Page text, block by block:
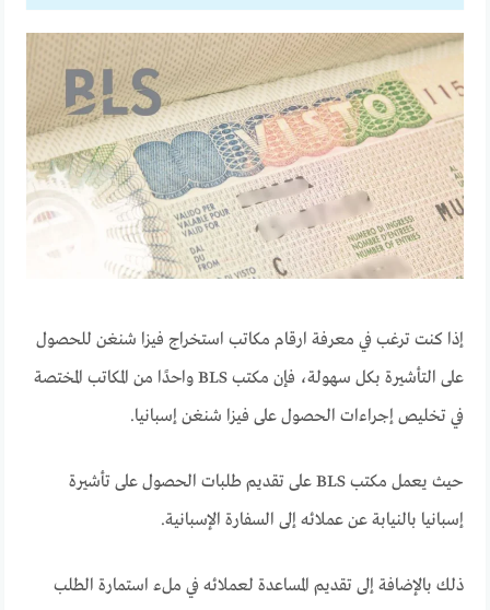
إذا كنت ترغب في معرفة ارقام مكاتب استخراج فيزا شنغن للحصول
على التأشيرة بكل سهولة، فإن مكتب BLS واحدًا من المكاتب المختصة
في تخليص إجراءات الحصول على فيزا شنغن إسبانيا.
حيث يعمل مكتب BLS على تقديم طلبات الحصول على تأشيرة
إسبانيا بالنيابة عن عملائه إلى السفارة الإسبانية.
ذلك بالإضافة إلى تقديم المساعدة لعملائه في ملء استمارة الطلب